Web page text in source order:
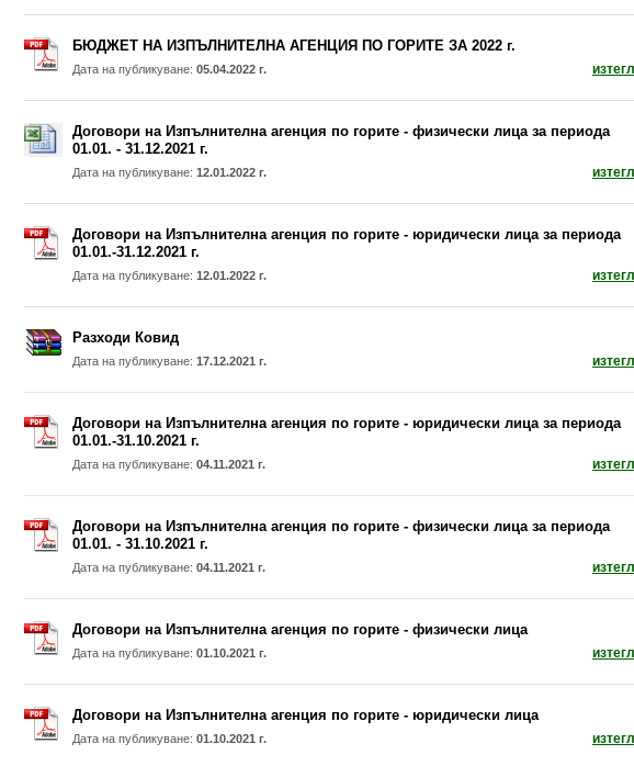
БЮДЖЕТ НА ИЗПЪЛНИТЕЛНА АГЕНЦИЯ ПО ГОРИТЕ ЗА 2022 г.
Дата на публикуване: 05.04.2022 г.
Договори на Изпълнителна агенция по горите - физически лица за периода
01.01. - 31.12.2021 г.
Дата на публикуване: 12.01.2022 г.
Договори на Изпълнителна агенция по горите - юридически лица за периода
01.01.-31.12.2021 г.
Дата на публикуване: 12.01.2022 г.
Разходи Ковид
Дата на публикуване: 17.12.2021 г.
Договори на Изпълнителна агенция по горите - юридически лица за периода
01.01.-31.10.2021 г.
Дата на публикуване: 04.11.2021 г.
Договори на Изпълнителна агенция по горите - физически лица за периода
01.01. - 31.10.2021 г.
Дата на публикуване: 04.11.2021 г.
Договори на Изпълнителна агенция по горите - физически лица
Дата на публикуване: 01.10.2021 г.
Договори на Изпълнителна агенция по горите - юридически лица
Дата на публикуване: 01.10.2021 г.